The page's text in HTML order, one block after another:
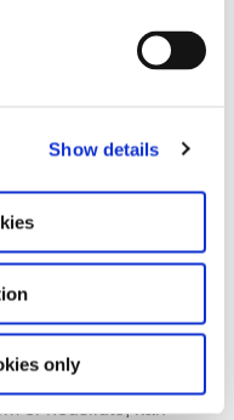
Show details
only
at udsætte det
Vi behøver ikke et
den sunde økonomi
ændringer gradvist over
så skal der